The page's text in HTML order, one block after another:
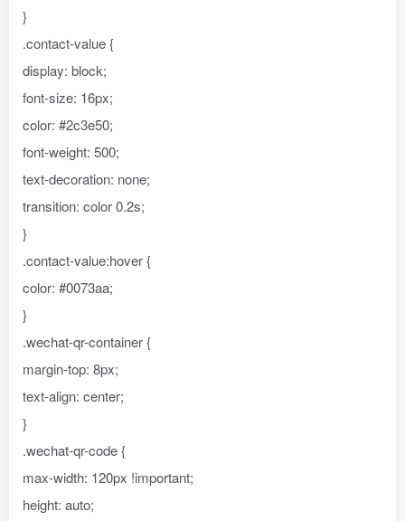
}
.contact-value {
display: block;
font-size: 16px;
color: #2c3e50;
font-weight: 500;
text-decoration: none;
transition: color 0.2s;
}
.contact-value:hover {
color: #0073aa;
}
.wechat-qr-container {
margin-top: 8px;
text-align: center;
}
.wechat-qr-code {
max-width: 120px !important;
height: auto;